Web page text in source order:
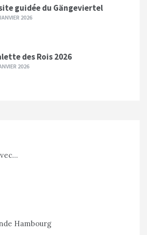
guidée du Gängeviertel
2026
des Rois 2026
2026
Hambourg